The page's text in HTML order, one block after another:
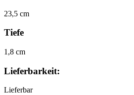
23,5 cm
Tiefe
1,8 cm
Lieferbarkeit:
Lieferbar